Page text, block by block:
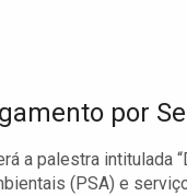
por
a palestra intitulada
(PSA) e